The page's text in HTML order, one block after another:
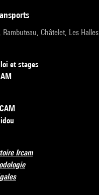
Rambuteau, Châtelet, Les Halles
et stages
Ircam